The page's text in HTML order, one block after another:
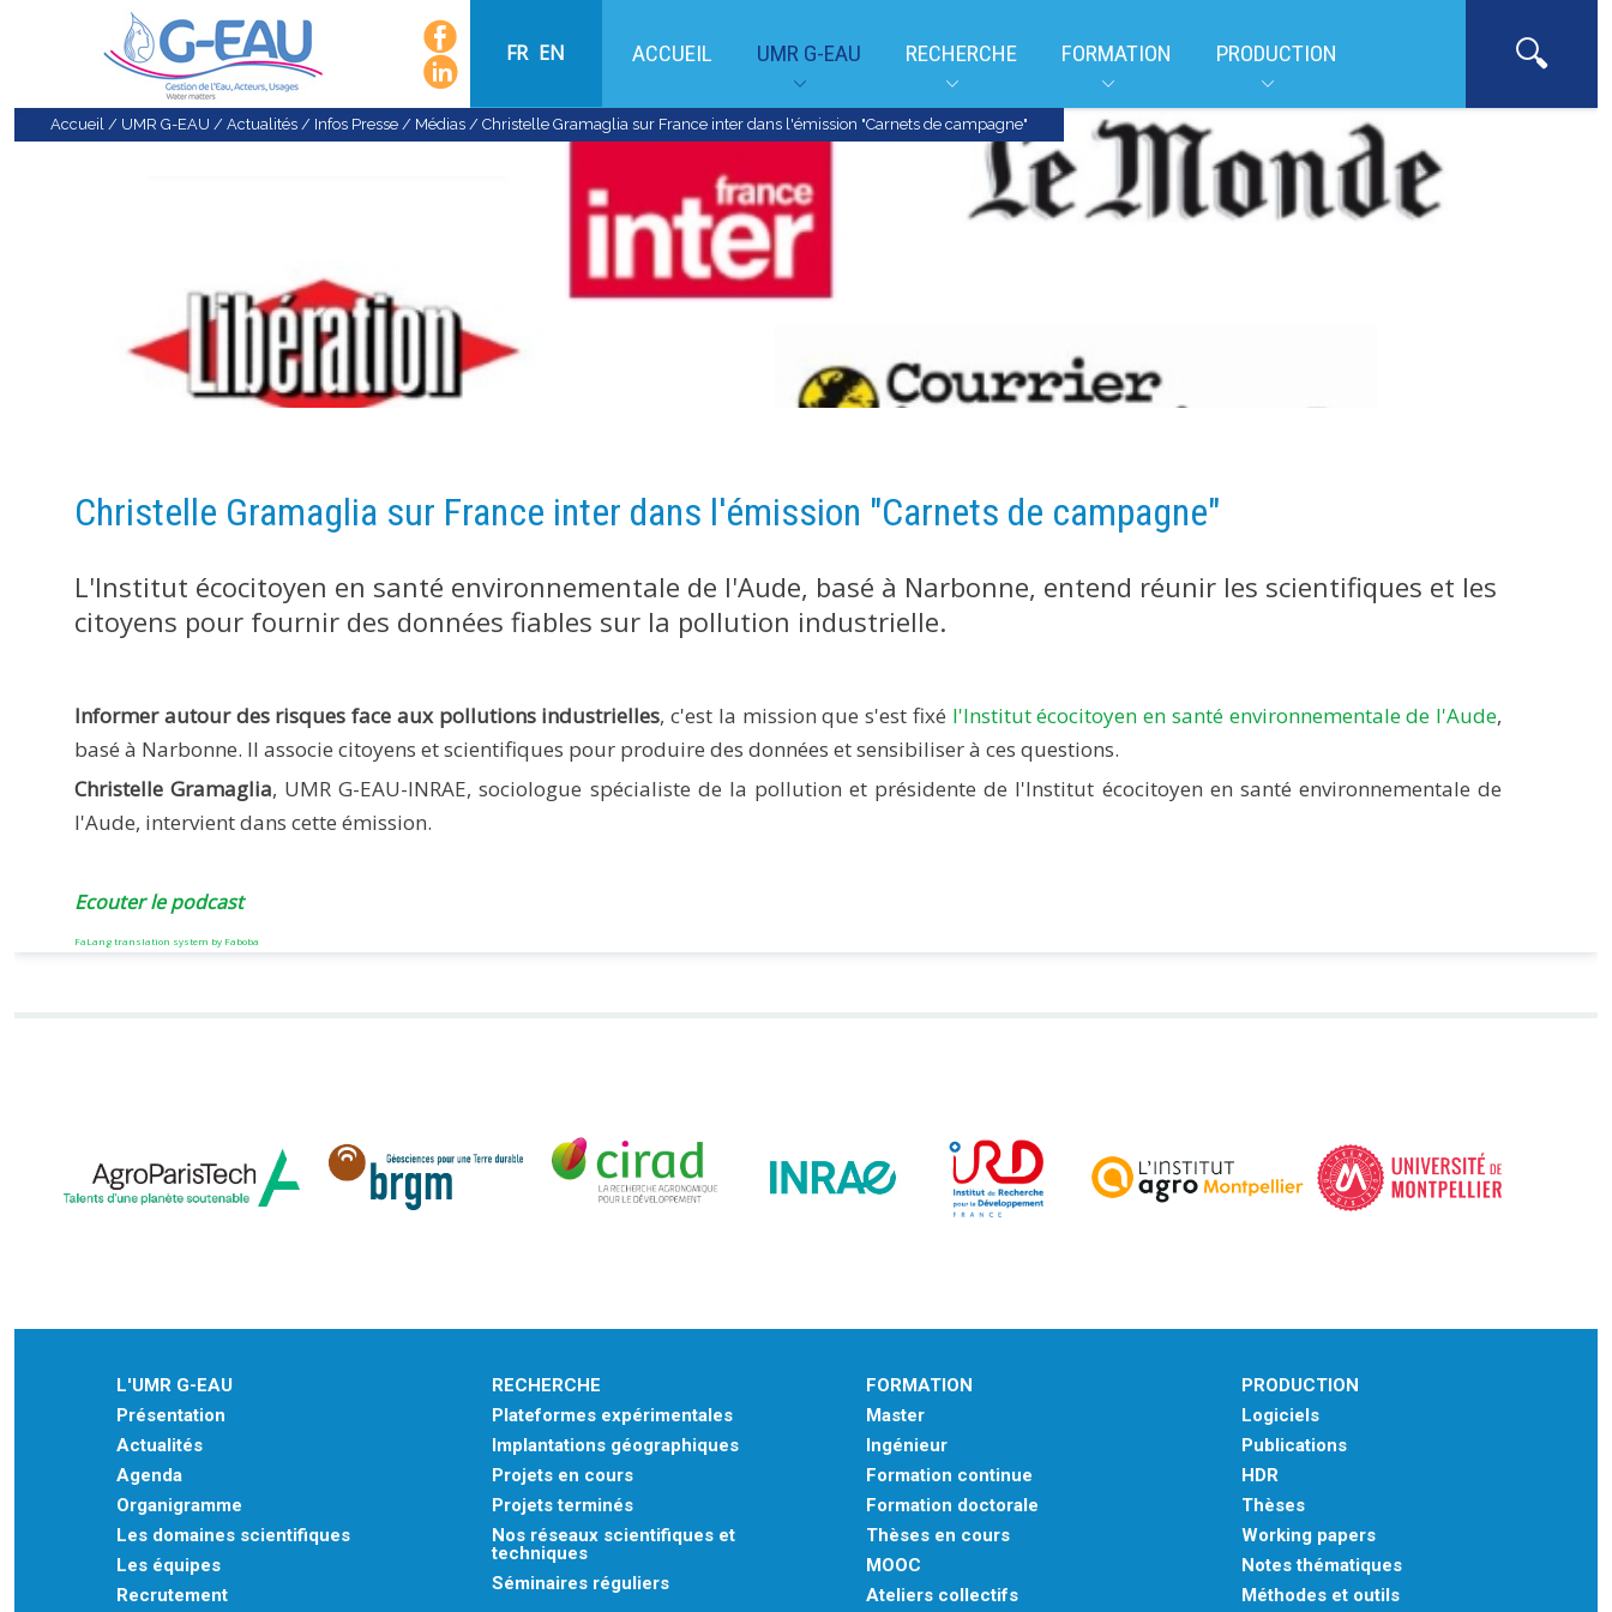
FR EN ACCUEIL UMR G-EAU RECHERCHE FORMATION PRODUCTION
Accueil / UMR G-EAU / Actualités / Infos Presse / Médias / Christelle Gramaglia sur France inter dans l'émission "Carnets de campagne"
Christelle Gramaglia sur France inter dans l'émission "Carnets de campagne"
L'Institut écocitoyen en santé environnementale de l'Aude, basé à Narbonne, entend réunir les scientifiques et les
citoyens pour fournir des données fiables sur la pollution industrielle.
Informer autour des risques face aux pollutions industrielles, c'est la mission que s'est fixé l'Institut écocitoyen en santé environnementale de l'Aude,
basé à Narbonne. Il associe citoyens et scientifiques pour produire des données et sensibiliser à ces questions.
Christelle Gramaglia, UMR G-EAU-INRAE, sociologue spécialiste de la pollution et présidente de l'Institut écocitoyen en santé environnementale de
l'Aude, intervient dans cette émission.
Ecouter le podcast
FaLang translation system by Faboba
L'UMR G-EAU
Présentation
Actualités
Agenda
Organigramme
Les domaines scientifiques
Les équipes
Recrutement
RECHERCHE
Plateformes expérimentales
Implantations géographiques
Projets en cours
Projets terminés
Nos réseaux scientifiques et
techniques
Séminaires réguliers
FORMATION
Master
Ingénieur
Formation continue
Formation doctorale
Thèses en cours
MOOC
Ateliers collectifs
PRODUCTION
Logiciels
Publications
HDR
Thèses
Working papers
Notes thématiques
Méthodes et outils